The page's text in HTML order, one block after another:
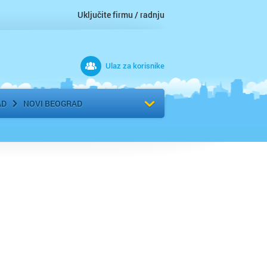
Uključite firmu / radnju
Ulaz za korisnike
NOVI BEOGRADIzaberite komšiluk